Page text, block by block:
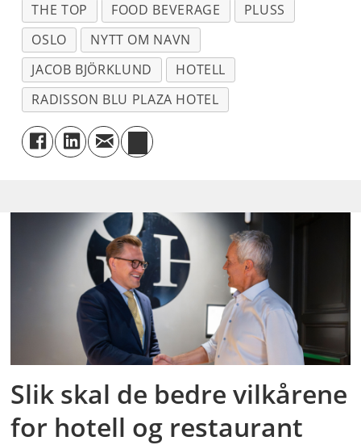
THE TOP FOOD BEVERAGE
PLUSS
OSLO
NYTT OM NAVN
JACOB BJÖRKLUND
HOTELL
RADISSON BLU PLAZA HOTEL
Slik skal de bedre vilkårene
for hotell og restaurant